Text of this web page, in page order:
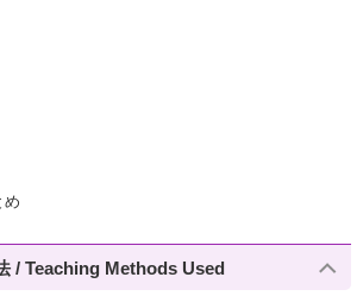
め
/ Teaching Methods Used